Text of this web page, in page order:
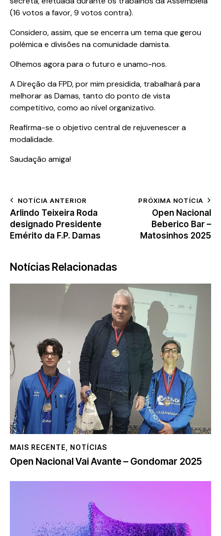
(16 votos a favor, 9 votos contra).
Considero, assim, que se encerra um tema que gerou
polémica e divisões na comunidade damista.
Olhemos agora para o futuro e unamo-nos.
A Direção da FPD, por mim presidida, trabalhará para
melhorar as Damas, tanto do ponto de vista
competitivo, como ao nível organizativo.
Reafirma-se o objetivo central de rejuvenescer a
modalidade.
Saudação amiga!
NOTÍCIA ANTERIOR
Arlindo Teixeira Roda
designado Presidente
Emérito da F.P. Damas
PRÓXIMA NOTÍCIA
Open Nacional
Beberico Bar –
Matosinhos 2025
Notícias Relacionadas
MAIS RECENTE NOTÍCIAS
Open Nacional Vai Avante – Gondomar 2025